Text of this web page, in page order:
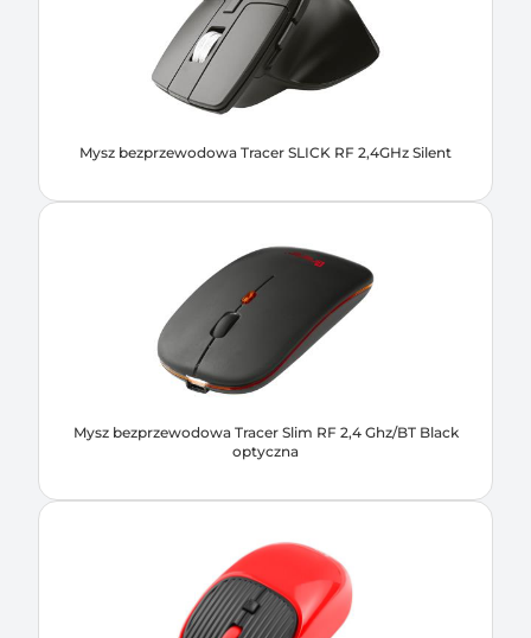
Mysz bezprzewodowa Tracer SLICK RF 2,4GHz Silent
Mysz bezprzewodowa Tracer Slim RF 2,4 Ghz/BT Black
optyczna